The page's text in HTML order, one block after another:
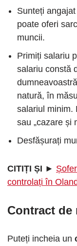
Sunteți
poate oferi
muncii.
Primiți salariu
salariu constă
natură, în
salariul minim.
sau „cazare și
Desfășurați
CITIȚI ȘI ►
controlați în
Contract de
Puteți incheia un